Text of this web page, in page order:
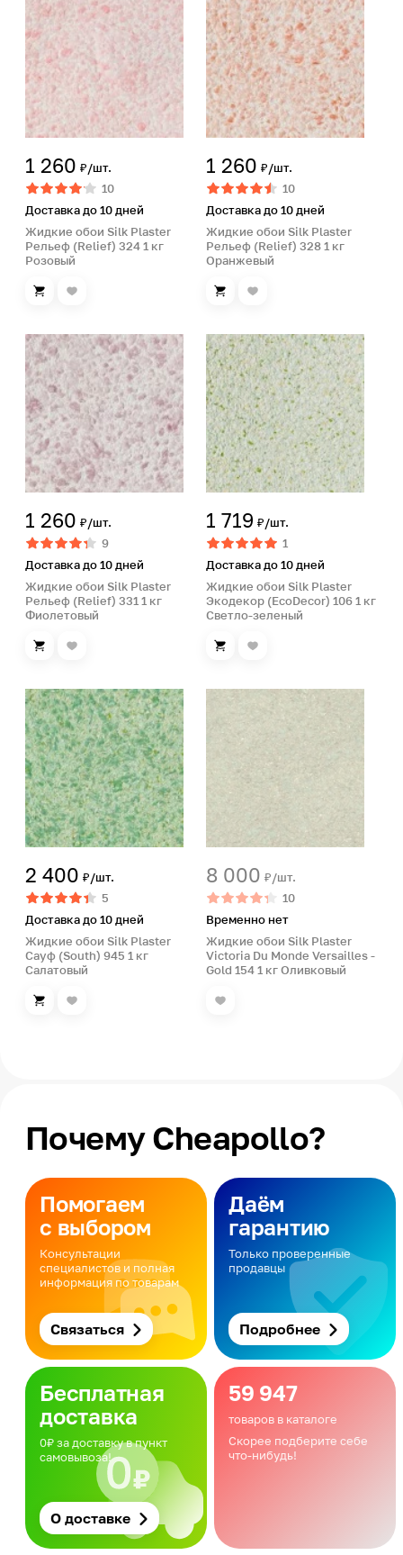
1 260 ₽/шт.
10
Доставка до 10 дней
Жидкие обои Silk Plaster
Рельеф (Relief) 324 1 кг
Розовый
1 260 ₽/шт.
10
Доставка до 10 дней
Жидкие обои Silk Plaster
Рельеф (Relief) 328 1 кг
Оранжевый
1 260 ₽/шт.
9
Доставка до 10 дней
Жидкие обои Silk Plaster
Рельеф (Relief) 331 1 кг
Фиолетовый
1 719 ₽/шт.
1
Доставка до 10 дней
Жидкие обои Silk Plaster
Экодекор (EcoDecor) 106 1 кг
Светло-зеленый
2 400 ₽/шт.
5
Доставка до 10 дней
Жидкие обои Silk Plaster
Сауф (South) 945 1 кг
Салатовый
8 000 ₽/шт.
10
Временно нет
Жидкие обои Silk Plaster
Victoria Du Monde Versailles -
Gold 154 1 кг Оливковый
Почему Cheapollo?
Помогаем
с выбором
Консультации
специалистов и полная
информация по товарам
Связаться
Даём
гарантию
Только проверенные
продавцы
Подробнее
Бесплатная
доставка
0₽ за доставку в пункт
самовывоза!
О доставке
59 947
товаров в каталоге
Скорее подберите себе
что-нибудь!